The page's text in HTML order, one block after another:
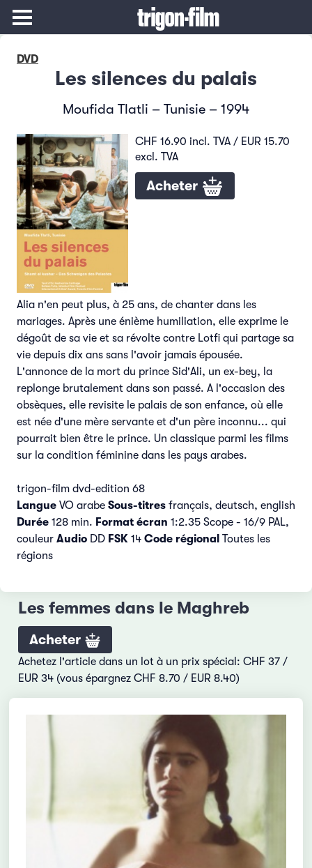
DVD
Les silences du palais
Moufida Tlatli – Tunisie – 1994
CHF 16.90 incl. TVA / EUR 15.70
excl. TVA
Acheter
Alia n'en peut plus, à 25 ans, de chanter dans les
mariages. Après une énième humiliation, elle exprime le
dégoût de sa vie et sa révolte contre Lotfi qui partage sa
vie depuis dix ans sans l'avoir jamais épousée.
L'annonce de la mort du prince Sid'Ali, un ex-bey, la
replonge brutalement dans son passé. A l'occasion des
obsèques, elle revisite le palais de son enfance, où elle
est née d'une mère servante et d'un père inconnu... qui
pourrait bien être le prince. Un classique parmi les films
sur la condition féminine dans les pays arabes.
trigon-film dvd-edition 68
Langue VO arabe Sous-titres français, deutsch, english
Durée 128 min. Format écran 1:2.35 Scope - 16/9 PAL,
couleur Audio DD FSK 14 Code régional Toutes les
régions
Les femmes dans le Maghreb
Acheter
Achetez l'article dans un lot à un prix spécial: CHF 37 /
EUR 34 (vous épargnez CHF 8.70 / EUR 8.40)